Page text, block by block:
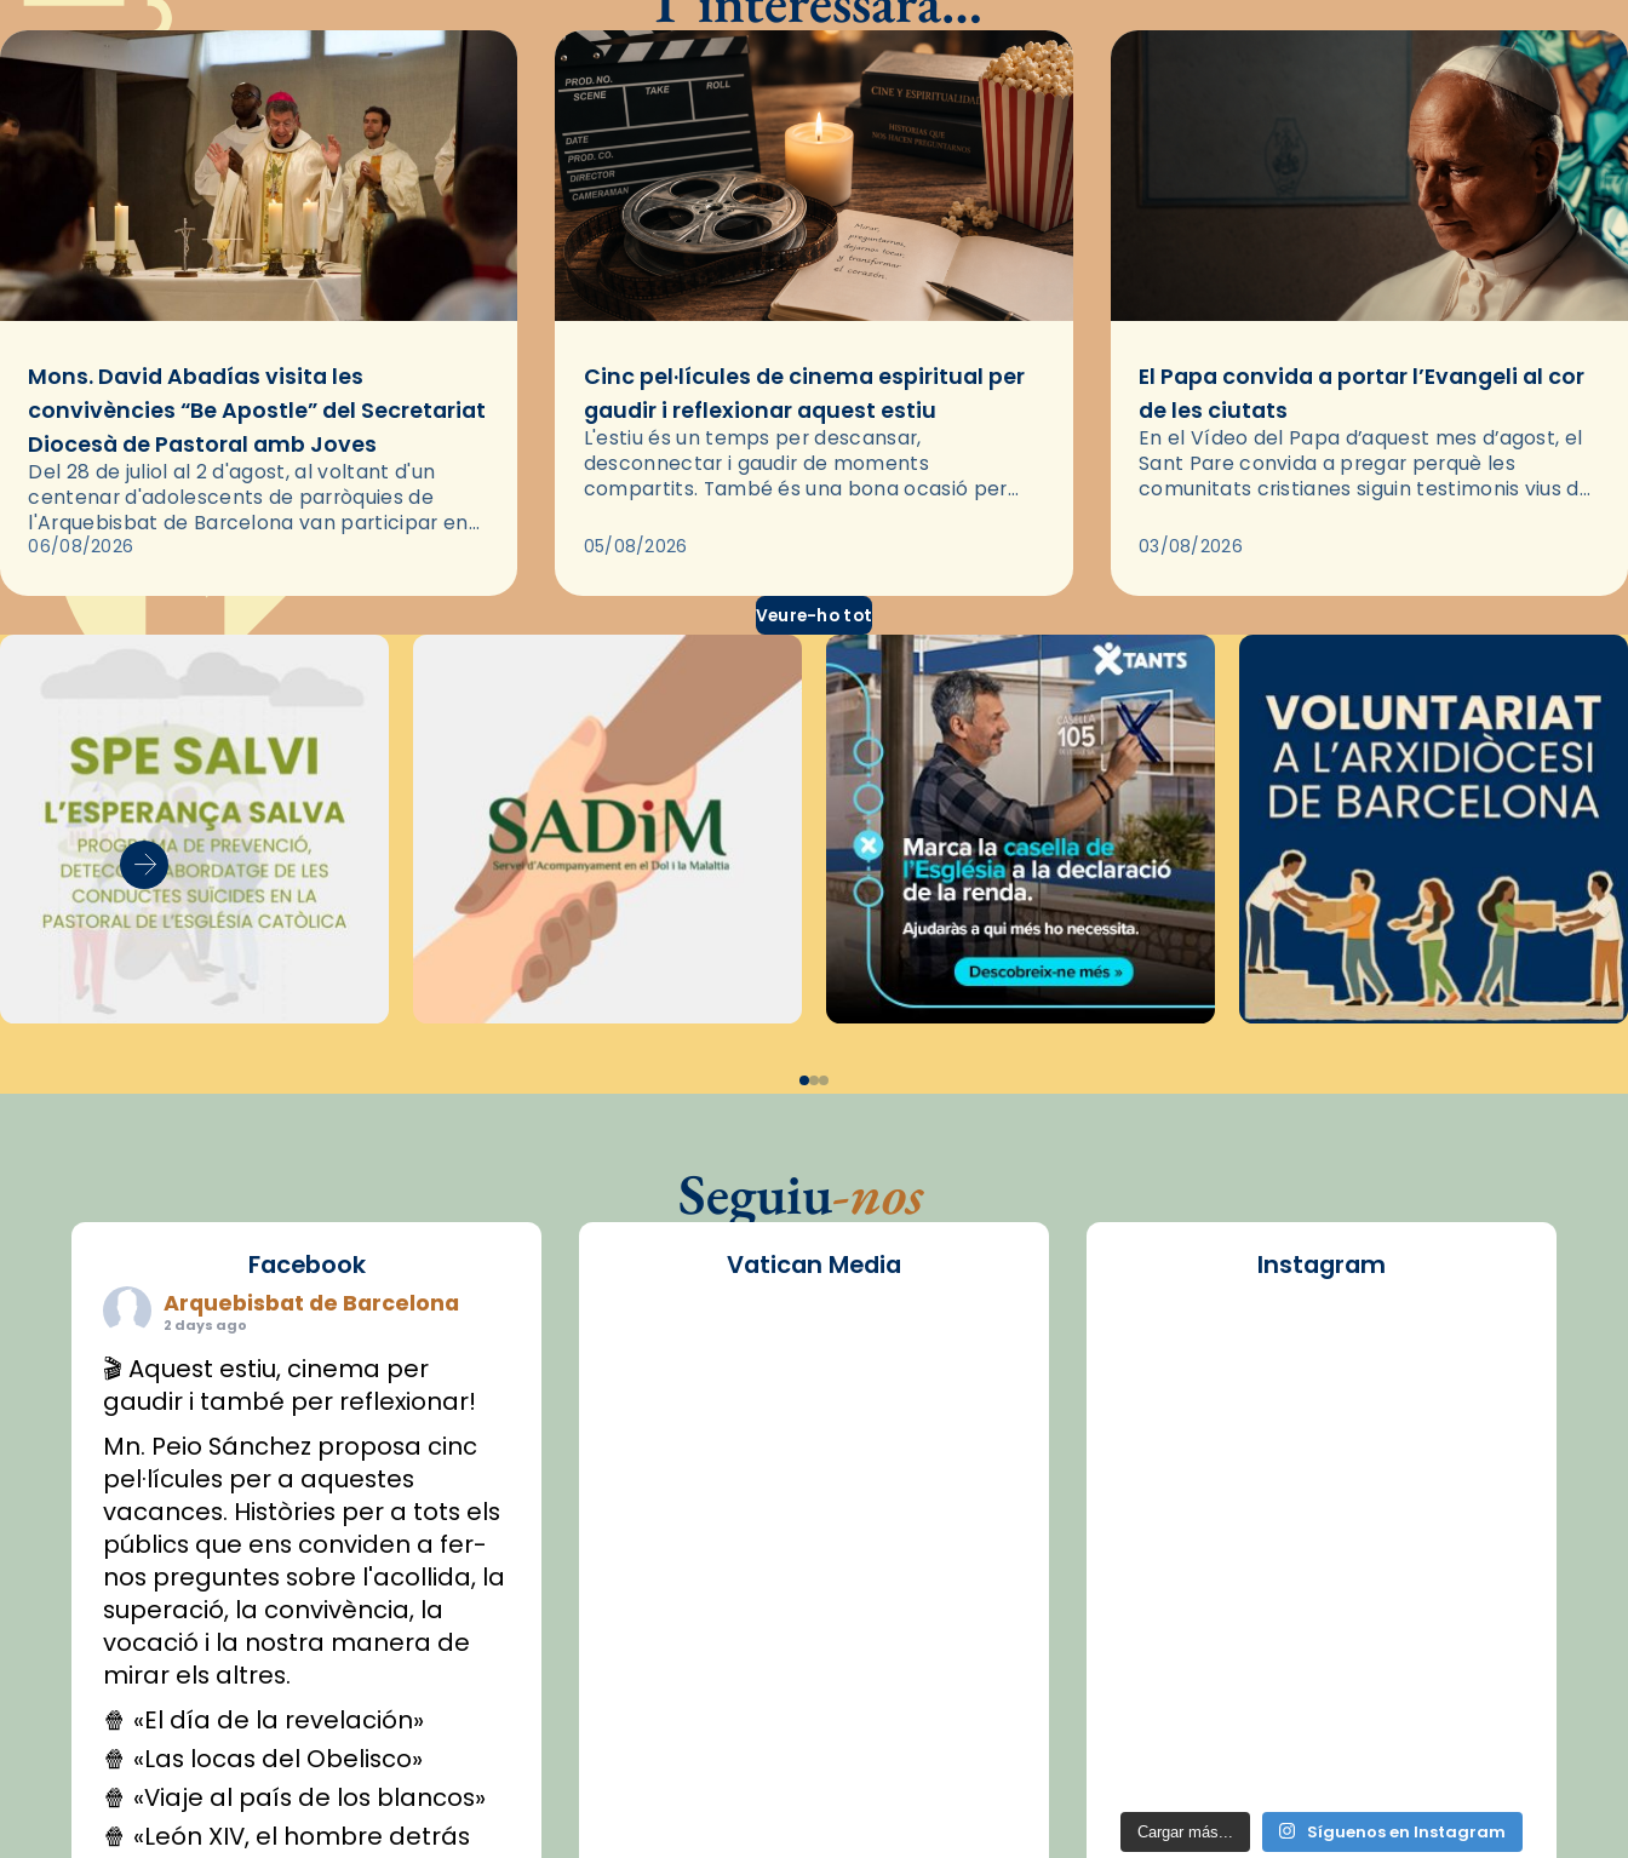
Mons. David Abadías visita les
convivències “Be Apostle” del Secretariat
Diocesà de Pastoral amb Joves
Del 28 de juliol al 2 d'agost, al voltant d'un
centenar d'adolescents de parròquies de
l'Arquebisbat de Barcelona van participar en
les convivències Be Apostle, organitzades pel
06/08/2026
Cinc pel·lícules de cinema espiritual per
gaudir i reflexionar aquest estiu
L'estiu és un temps per descansar,
desconnectar i gaudir de moments
compartits. També és una bona ocasió per
través del cinema, reflexionar sobre les…
05/08/2026
El Papa convida a portar l’Evangeli al cor
de les ciutats
En el Vídeo del Papa d’aquest mes d’agost, el
Sant Pare convida a pregar perquè les
comunitats cristianes siguin testimonis vius de
pregària, el…
03/08/2026
Veure-ho tot
Seguiu-nos
Facebook
Arquebisbat de Barcelona
2 days ago
🎬 Aquest estiu, cinema per
gaudir i també per reflexionar!
Mn. Peio Sánchez proposa cinc
pel·lícules per a aquestes
vacances. Històries per a tots els
públics que ens conviden a fer-
nos preguntes sobre l'acollida, la
superació, la convivència, la
vocació i la nostra manera de
mirar els altres.
🍿 «El día de la revelación»
🍿 «Las locas del Obelisco»
🍿 «Viaje al país de los blancos»
🍿 «León XIV, el hombre detrás
Vatican Media Instagram
Cargar más... Síguenos en Instagram